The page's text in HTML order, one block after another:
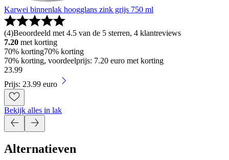
Karwei binnenlak hoogglans zink grijs 750 ml
(4)Beoordeeld met 4.5 van de 5 sterren, 4 klantreviews
7.20 met korting
70% korting70% korting
70% korting, voordeelprijs: 7.20 euro met korting
23.99
Prijs: 23.99 euro
Bekijk alles in lak
Alternatieven